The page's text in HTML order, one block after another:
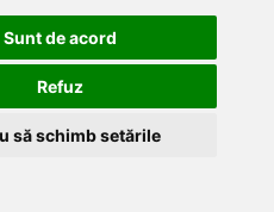
Sunt de acord
Refuz
să schimb setările
:: Copyright 2021 :: Realizat de